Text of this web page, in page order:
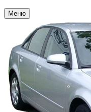
Меню